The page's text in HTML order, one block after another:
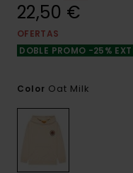
22,50 €
OFERTAS
DOBLE PROMO -25%
Color Oat Milk